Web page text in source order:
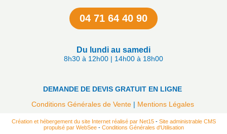
04 71 64 40 90
Du lundi au samedi
8h30 à 12h00 | 14h00 à 18h00
DEMANDE DE DEVIS GRATUIT EN LIGNE
Conditions Générales de Vente
Mentions Légales
Création et hébergement du site Internet réalisé par Net15- Site administrable CMS
propulsé par WebSee- Conditions Générales d'Utilisation